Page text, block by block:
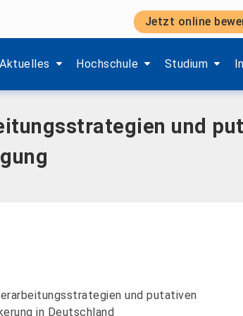
Jetzt online
Aktuelles
Zeige Menü-Unterpunkte von 'Aktuelles'.
Hochschule
Zeige Menü-Unterpunkte von
Studium
Zeige Menü-
– Eine standardisierte Online-
und
und putativen
in Deutschland